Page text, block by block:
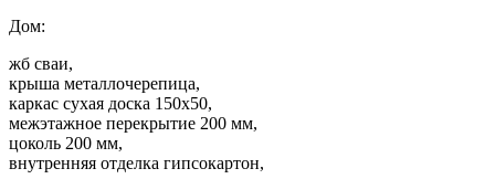
Дом:
жб сваи,
крыша металлочерепица,
каркас сухая доска 150х50,
межэтажное перекрытие 200 мм,
цоколь 200 мм,
внутренняя отделка гипсокартон,